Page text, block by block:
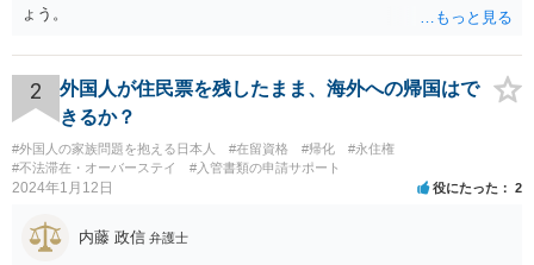
ょう。
2
外国人が住民票を残したまま、海外への帰国はで
きるか？
#外国人の家族問題を抱える日本人 #在留資格 #帰化
#永住権
#不法滞在・オーバーステイ
#入管書類の申請サポート
2024年1月12日 役にたった 2
内藤 政信 弁護士